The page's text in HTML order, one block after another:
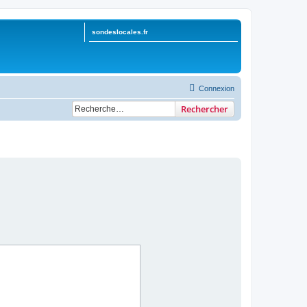
sondeslocales.fr
Connexion
Rechercher